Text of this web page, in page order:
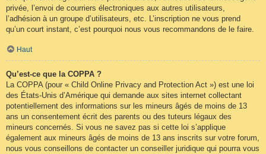
privée, l’envoi de courriers électroniques aux autres utilisateurs,
l’adhésion à un groupe d’utilisateurs, etc. L’inscription ne vous prend
qu’un court instant, c’est pourquoi nous vous recommandons de le faire.
Haut
Qu’est-ce que la COPPA ?
La COPPA (pour « Child Online Privacy and Protection Act ») est une loi
des États-Unis d’Amérique qui demande aux sites internet collectant
potentiellement des informations sur les mineurs âgés de moins de 13
ans un consentement écrit des parents ou des tuteurs légaux des
mineurs concernés. Si vous ne savez pas si cette loi s’applique
également aux mineurs âgés de moins de 13 ans inscrits sur votre forum,
nous vous conseillons de contacter un conseiller juridique qui pourra vous